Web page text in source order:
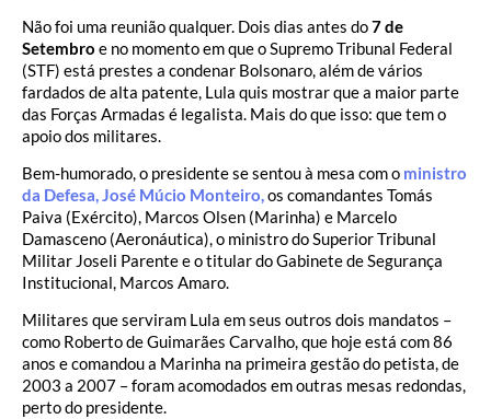
Não foi uma reunião qualquer. Dois dias antes do7 de
Setembro e no momento em que o Supremo Tribunal Federal
(STF) está prestes a condenar Bolsonaro, além de vários
fardados de alta patente, Lula quis mostrar que a maior parte
das Forças Armadas é legalista. Mais do que isso: que tem o
apoio dos militares.
Bem-humorado, o presidente se sentou à mesa com o ministro
da Defesa, José Múcio Monteiro,os comandantes Tomás
Paiva (Exército), Marcos Olsen (Marinha) e Marcelo
Damasceno (Aeronáutica), o ministro do Superior Tribunal
Militar Joseli Parente e o titular do Gabinete de Segurança
Institucional, Marcos Amaro.
Militares que serviram Lula em seus outros dois mandatos –
como Roberto de Guimarães Carvalho, que hoje está com 86
anos e comandou a Marinha na primeira gestão do petista, de
2003 a 2007 – foram acomodados em outras mesas redondas,
perto do presidente.